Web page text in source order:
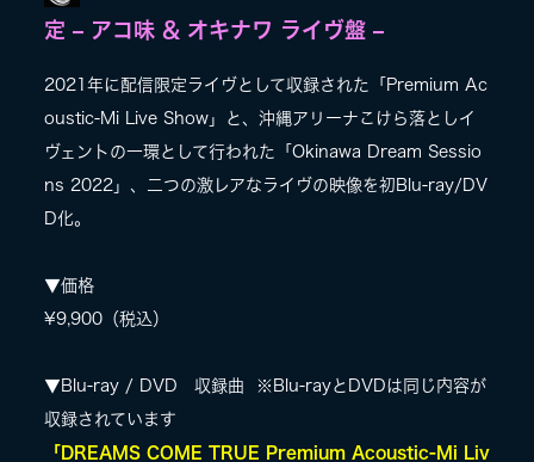
定 – アコ味 & オキナワ ライヴ盤 –
2021年に配信限定ライヴとして収録された「Premium Ac
oustic-Mi Live Show」と、沖縄アリーナこけら落としイ
ヴェントの一環として行われた「Okinawa Dream Sessio
ns 2022」、二つの激レアなライヴの映像を初Blu-ray/DV
D化。
▼価格
¥9,900（税込）
▼Blu-ray / DVD 収録曲 ※Blu-rayとDVDは同じ内容が
収録されています
「DREAMS COME TRUE Premium Acoustic-Mi Liv